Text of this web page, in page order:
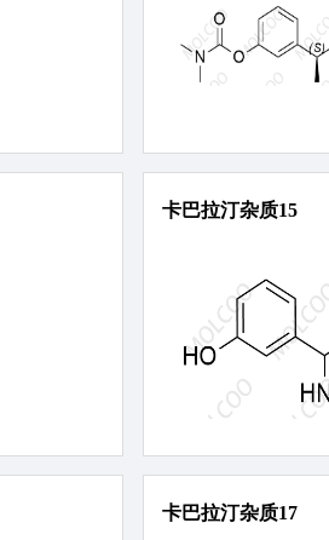
卡巴拉汀杂质15
卡巴拉汀杂质17